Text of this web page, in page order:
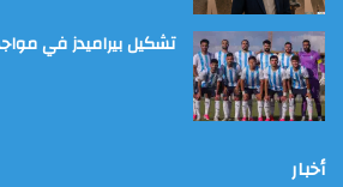
تشكيل بيراميدز في
أخبار